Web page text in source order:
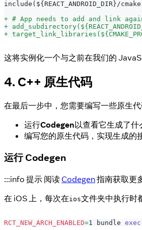
include(${REACT_ANDROID_DIR}/
+ # App needs to add and link
+
+
这将实例化一个与之前在我们的
4. C++ 原生代码
在最后一步中，您需要编写一些原生
运行Codegen以查看它生成了什
编写您的原生代码，实现生成的
运行 Codegen
:::info 提示 阅读 Codegen指南获取更
在 iOS 上，每次在ios文件夹中执行时
RCT_NEW_ARCH_ENABLED=1 bundle exec